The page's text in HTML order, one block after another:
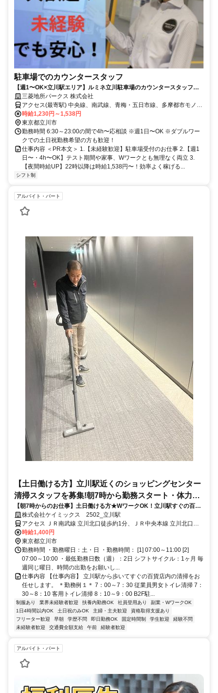
駐車場でのカウンタースタッフ
【週1〜OK×立川駅エリア】ルミネ立川駐車場のカウンタースタッフス
タッフ募集！未経験でも安心の簡単業務◎
三菱地所パークス 株式会社
アクセス(最寄駅) 中央線、南武線、青梅・五日市線、多摩都市モノレ
ール「立川駅」直結
時給1,230円～1,538円
東京都立川市
勤務時間 6:30～23:00の間で4h〜応相談 ※週1日〜OK ※ダブルワー
クでの土日祝勤務希望の方も歓迎！
仕事内容 ＜PR本文＞ 1.【未経験歓迎】駐車場受付のお仕事 2.【週1
日〜・4h〜OK】テスト期間や家事、Wワークとも無理なく両立 3.
【夜間時給UP】22時以降は時給1,538円〜！効率よく稼げる...
シフト制
アルバイト・パート
【土日働ける方】立川駅近くのショッピングセンター
清掃スタッフを募集!朝7時から勤務スタート・体力あ
る方、体力つけたい方にオススメ
【朝7時からのお仕事】土日働ける方★WワークOK！立川駅すぐの百貨
店内の清掃スタッフを募集！
株式会社ケイミックス 2502_立川駅
アクセス ＪＲ南武線 立川北口徒歩約1分、ＪＲ中央本線 立川北口徒
歩約1分、多摩都市モノレール線 立川北南口徒歩約3分
時給1,400円
東京都立川市
勤務時間 ・勤務曜日：土・日 ・勤務時間： [1] 07:00～11:00 [2]
07:00～10:00 ・最低勤務日数（週）：2日 シフトサイクル：1ヶ月 毎
週同じ曜日、時間の出勤をお願いし...
仕事内容 【仕事内容】 立川駅から歩いてすぐの百貨店内の清掃をお
任せします。 ＊勤務例１＊ 7：00～7：30 従業員男女トイレ清掃 7：
30～8：10 客用トイレ清掃 8：10～9：00 B2F駐...
制服あり 業界未経験者歓迎 扶養内勤務OK 社員登用あり
副業・WワークOK
1日4時間以内OK
土日祝のみOK 主婦・主夫歓迎
資格取得支援あり
フリーター歓迎
早朝 学歴不問 即日勤務OK 固定時間制 学生歓迎
経験不問
未経験者歓迎
交通費全額支給 午前 経験者歓迎
アルバイト・パート